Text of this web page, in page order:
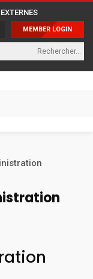
MEMBER LOGIN